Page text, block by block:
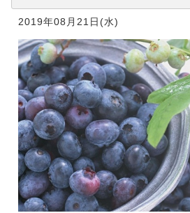
2019年08月21日(水)